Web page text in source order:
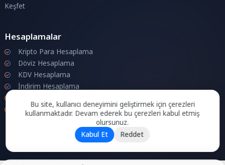
Keşfet
Hesaplamalar
Kripto Para Hesaplama
Döviz Hesaplama
KDV Hesaplama
İndirim Hesaplama
Bileşik Hesaplama
Bu site, kullanıcı deneyimini geliştirmek için çerezleri
kullanmaktadır. Devam ederek bu çerezleri kabul etmiş
olursunuz.
Kabul Et
Reddet